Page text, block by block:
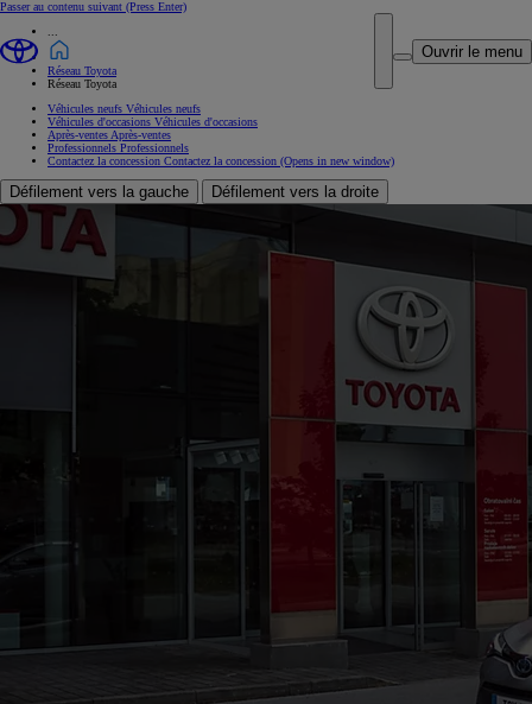
Passer au contenu suivant (Press Enter)
Ouvrir le menu
Réseau Toyota
Réseau Toyota
Véhicules neufs Véhicules neufs
Véhicules d'occasions Véhicules d'occasions
Après-ventes Après-ventes
Professionnels Professionnels
Contactez la concession Contactez la concession (Opens in new window)
Défilement vers la gauche Défilement vers la droite
AUTOSPRINTER
MARIGNANE